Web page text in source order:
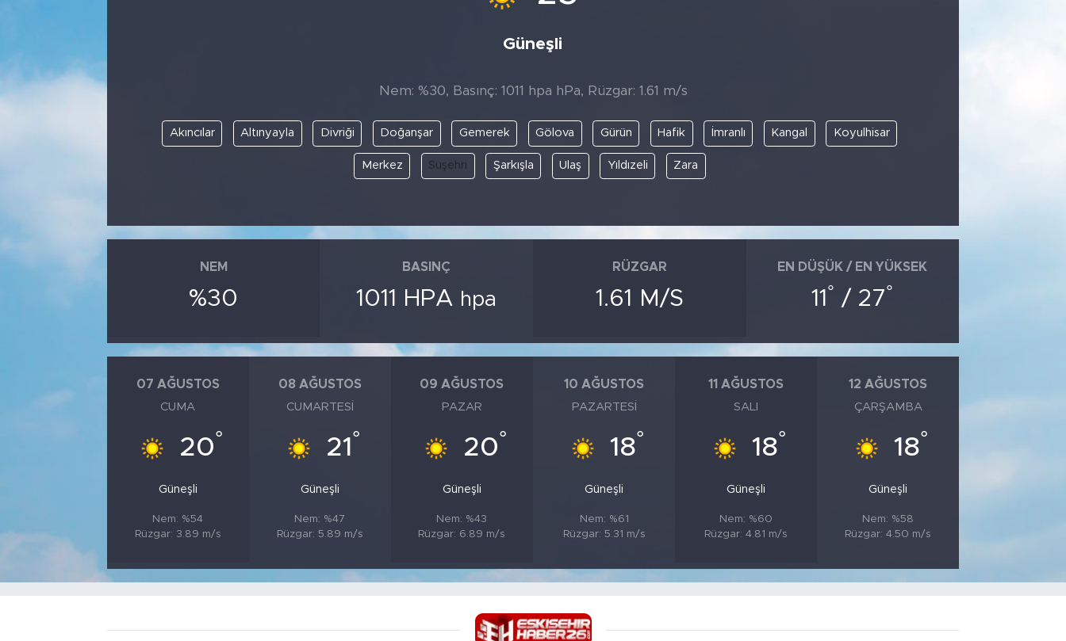
Güneşli
Nem: %30, Basınç: 1011 hpa hPa, Rüzgar: 1.61 m/s
Akıncılar Altınyayla Divriği Doğanşar Gemerek Gölova Gürün Hafik İmranlı Kangal Koyulhisar
Merkez Suşehri Şarkışla Ulaş Yıldızeli Zara
NEM
%30
BASINÇ
1011 HPA hpa
RÜZGAR
1.61 M/S
EN DÜŞÜK / EN YÜKSEK
11 ° / 27°
07 AĞUSTOS
CUMA
20°
Güneşli
Nem: %54
Rüzgar: 3.89 m/s
08 AĞUSTOS
CUMARTESI
21 °
Güneşli
Nem: %47
Rüzgar: 5.89 m/s
09 AĞUSTOS
PAZAR
20°
Güneşli
Nem: %43
Rüzgar: 6.89 m/s
10 AĞUSTOS
PAZARTESI
18°
Güneşli
Nem: %61
Rüzgar: 5.31 m/s
11 AĞUSTOS
SALI
18°
Güneşli
Nem: %60
Rüzgar: 4.81 m/s
12 AĞUSTOS
ÇARŞAMBA
18°
Güneşli
Nem: %58
Rüzgar: 4.50 m/s
Teknoloji